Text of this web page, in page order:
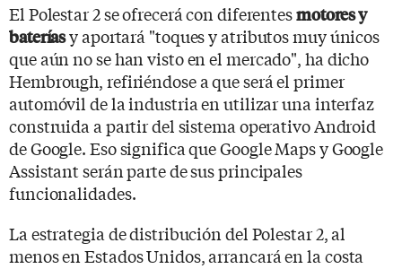
El Polestar 2 se ofrecerá con diferentesmotores y
bateríasy aportará "toques y atributos muy únicos
que aún no se han visto en el mercado", ha dicho
Hembrough, refiriéndose a que será el primer
automóvil de la industria en utilizar una interfaz
construida a partir del sistema operativo Android
de Google. Eso significa que Google Maps y Google
Assistant serán parte de sus principales
funcionalidades.
La estrategia de distribución del Polestar 2, al
menos en Estados Unidos, arrancará en la costa